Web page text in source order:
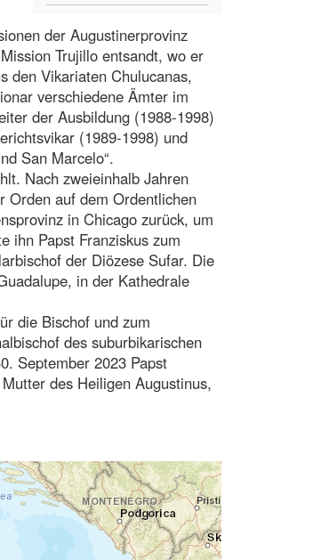
der Augustinerprovinz
Trujillo entsandt, wo er
den Vikariaten Chulucanas,
verschiedene Ämter im
der Ausbildung (1988-1998)
(1989-1998) und
San Marcelo“.
Nach zweieinhalb Jahren
Orden auf dem Ordentlichen
in Chicago zurück, um
ihn Papst Franziskus zum
der Diözese Sufar. Die
in der Kathedrale
die Bischof und zum
des suburbikarischen
September 2023 Papst
des Heiligen Augustinus,